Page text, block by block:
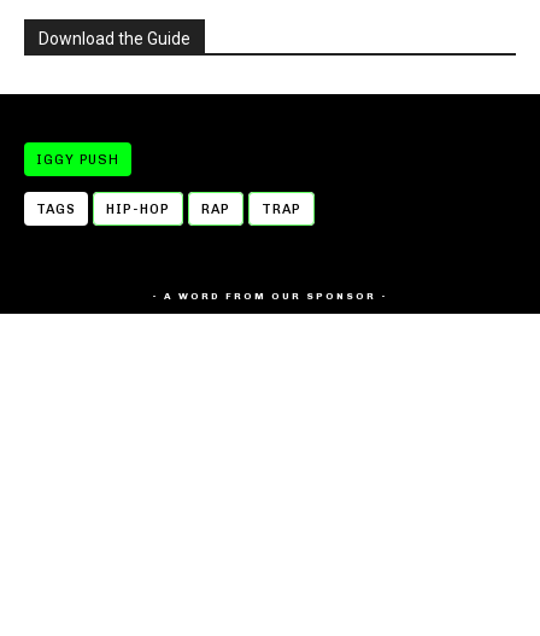
Download the Guide
IGGY PUSH
TAGS HIP-HOP RAP TRAP
- A WORD FROM OUR SPONSOR -